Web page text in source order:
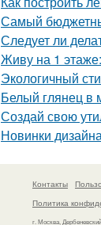
Самый
Следует ли
Живу на 1
Экологичный
Белый глянец в
Создай свою
Новинки
Контакты
Политика
г. Москва,